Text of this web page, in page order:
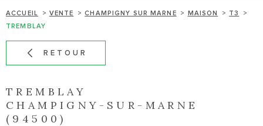
ACCUEIL VENTE CHAMPIGNY SUR MARNE MAISON
T3
TREMBLAY
RETOUR
TREMBLAY
CHAMPIGNY-SUR-MARNE
(94500)